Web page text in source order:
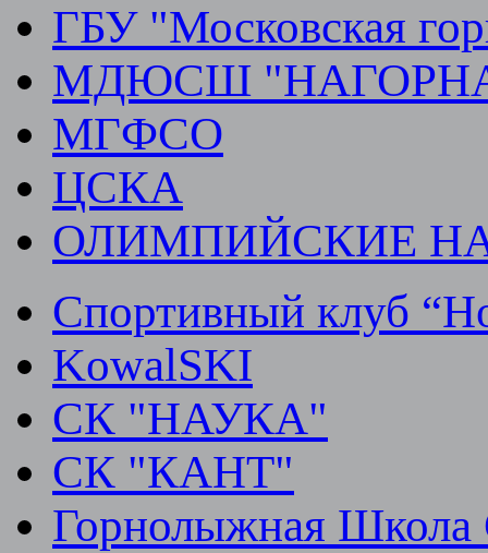
ГБУ "Московская
МДЮСШ
МГФСО
ЦСКА
ОЛИМПИЙСКИЕ
Спортивный клуб
KowalSKI
СК "НАУКА"
СК "КАНТ"
Горнолыжная Школа